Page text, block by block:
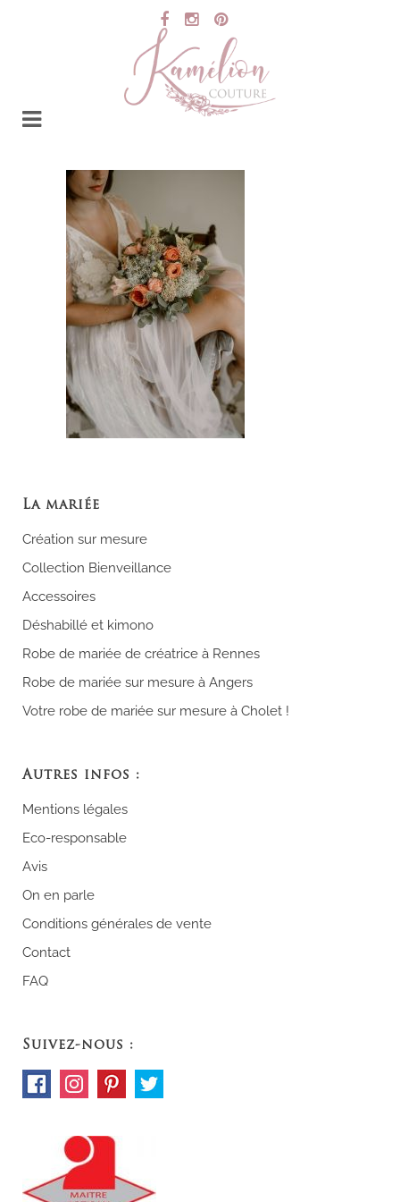
La mariée
Création sur mesure
Collection Bienveillance
Accessoires
Déshabillé et kimono
Robe de mariée de créatrice à Rennes
Robe de mariée sur mesure à Angers
Votre robe de mariée sur mesure à Cholet !
Autres infos :
Mentions légales
Eco-responsable
Avis
On en parle
Conditions générales de vente
Contact
FAQ
Suivez-nous :